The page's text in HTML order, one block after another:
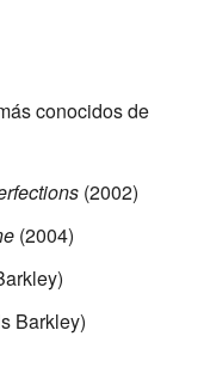
conocidos de
(2002)
(2004)
Barkley)